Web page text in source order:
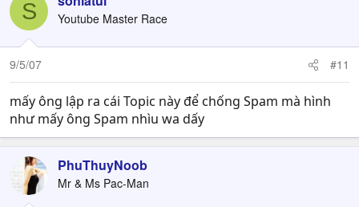
S Youtube Master Race
9/5/07 #11
mấy ông lập ra cái Topic này để chống Spam mà hình
như mấy ông Spam nhìu wa dấy
PhuThuyNoob
Mr & Ms Pac-Man